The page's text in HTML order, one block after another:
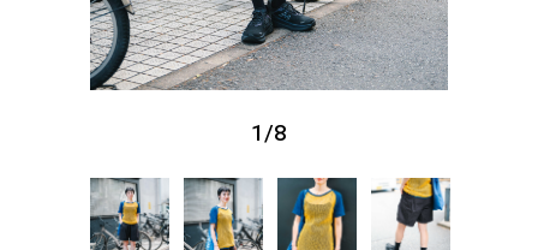
1/8